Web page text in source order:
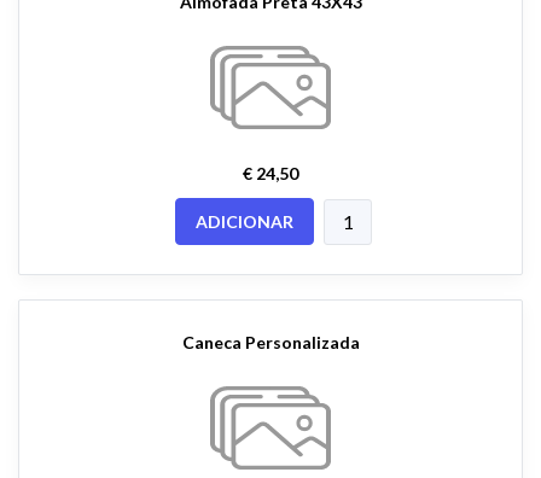
€ 24,50
ADICIONAR
Caneca Personalizada